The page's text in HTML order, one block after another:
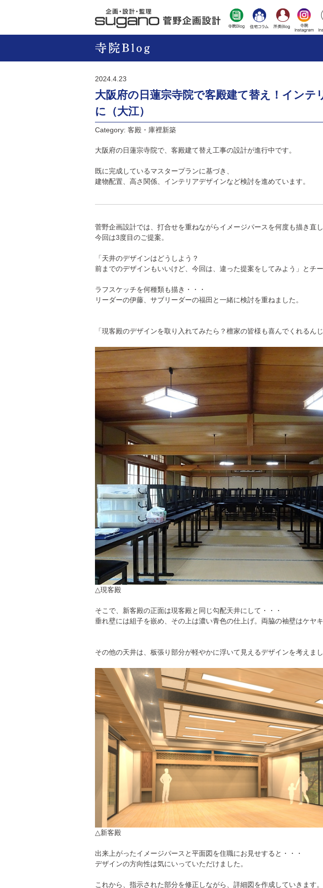
2024.4.23
大阪府の日蓮宗寺院で客殿建て替え！インテ
に（大江）
Category: 客殿・庫裡新築
大阪府の日蓮宗寺院で、客殿建て替え工事の設計が進行中です。
既に完成しているマスタープランに基づき、
建物配置、高さ関係、インテリアデザインなど検討を進めています。
菅野企画設計では、打合せを重ねながらイメージパースを何度も描き直し
今回は3度目のご提案。
「天井のデザインはどうしよう？
前までのデザインもいいけど、今回は、違った提案をしてみよう」とチ
ラフスケッチを何種類も描き・・・
リーダーの伊藤、サブリーダーの福田と一緒に検討を重ねました。
「現客殿のデザインを取り入れてみたら？檀家の皆様も喜んでくれるん
△現客殿
そこで、新客殿の正面は現客殿と同じ勾配天井にして・・・
垂れ壁には組子を嵌め、その上は濃い青色の仕上げ。両脇の袖壁はケヤキ
その他の天井は、板張り部分が軽やかに浮いて見えるデザインを考えまし
△新客殿
出来上がったイメージパースと平面図を住職にお見せすると・・・
デザインの方向性は気にいっていただけました。
これから、指示された部分を修正しながら、詳細図を作成していきます。